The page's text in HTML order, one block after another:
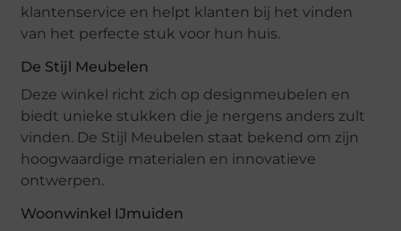
klantenservice en helpt klanten bij het vinden
van het perfecte stuk voor hun huis.
De Stijl Meubelen
Deze winkel richt zich op designmeubelen en
biedt unieke stukken die je nergens anders zult
vinden. De Stijl Meubelen staat bekend om zijn
hoogwaardige materialen en innovatieve
ontwerpen.
Woonwinkel IJmuiden